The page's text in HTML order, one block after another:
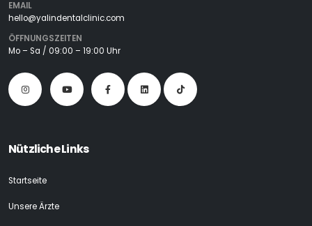
EMAIL
hello@yalindentalclinic.com
ÖFFNUNGSZEITEN
Mo – Sa / 09:00 – 19:00 Uhr
Nützliche Links
Startseite
Unsere Ärzte